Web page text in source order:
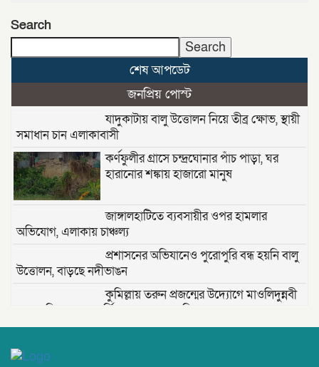
Search
Search
শেষ আপডেট
জনপ্রিয় পোস্ট
যাদুকাটায় বালু উত্তোলন নিয়ে তীব্র ক্ষোভ, স্থায়ী
সমাধান চান এলাকাবাসী
কর্ণফুলীর গ্রাসে চন্দ্রঘোনার পাঁচ পাড়া, ঘর
হারানোর শঙ্কায় হাজারো মানুষ
জাঙ্গালহাটিতে ব্যবসায়ীর ওপর হামলার
অভিযোগ, এলাকায় চাঞ্চল্য
প্রশাসনের অভিযানেও পুরোপুরি বন্ধ হয়নি বালু
উত্তোলন, বাড়ছে নদীভাঙন
কুমিল্লায় তরুন প্রজন্মের উদ্যোগে মাওলিদুন্নবী
(দ.) সেলিব্রেশন — বার্ষিক আয়োজন প্রস্তুতি সভা;